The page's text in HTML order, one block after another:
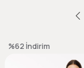
%62 İndirim